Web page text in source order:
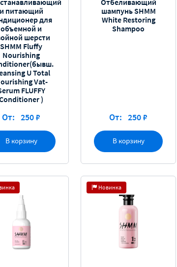
В корзину
и питающий
для
объемной и
шерсти
SHMM Fluffy
Nourishing
U Total
Vat-
FLUFFY
)
От: 250 ₽
В корзину
шампунь SHMM
White Restoring
Shampoo
От: 250 ₽
Новинка